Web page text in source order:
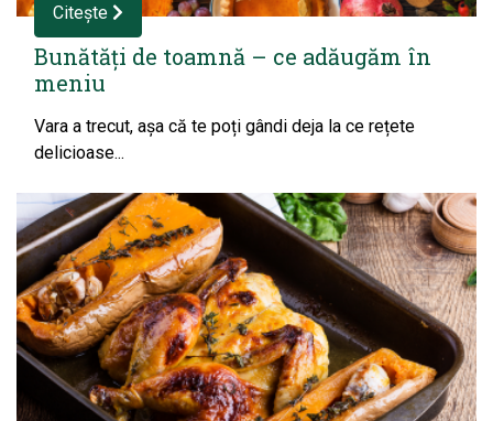
Citește
Bunătăți de toamnă – ce adăugăm în
meniu
Vara a trecut, așa că te poți gândi deja la ce rețete
delicioase...